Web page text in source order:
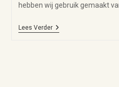
hebben wij gebruik gemaakt
Lees Verder